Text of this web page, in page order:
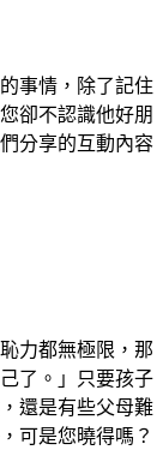
事情，除了記住
卻不認識他好朋
分享的互動內容
力都無極限，那
了。」只要孩子
還是有些父母難
可是您曉得嗎？